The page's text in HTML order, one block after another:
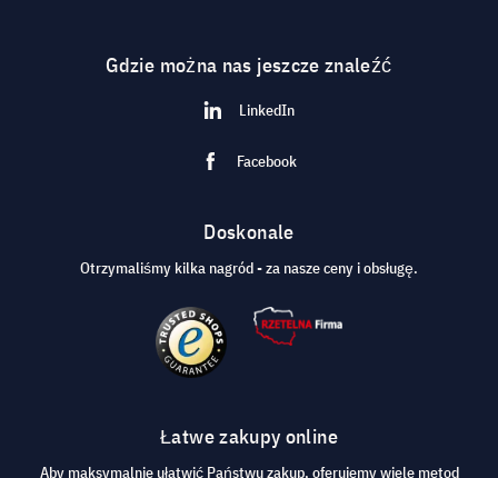
Gdzie można nas jeszcze znaleźć
LinkedIn
Facebook
Doskonale
Otrzymaliśmy kilka nagród - za nasze ceny i obsługę.
Łatwe zakupy online
Aby maksymalnie ułatwić Państwu zakup, oferujemy wiele metod